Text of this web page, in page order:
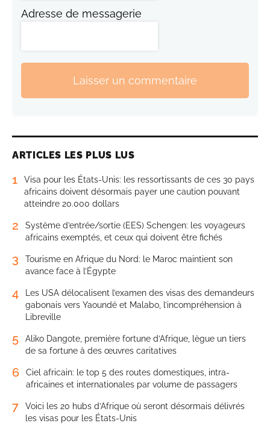
Adresse de messagerie
Laisser un commentaire
ARTICLES LES PLUS LUS
1
Visa pour les États-Unis: les ressortissants de ces 30 pays
africains doivent désormais payer une caution pouvant
atteindre 20.000 dollars
2
Système d’entrée/sortie (EES) Schengen: les voyageurs
africains exemptés, et ceux qui doivent être fichés
3
Tourisme en Afrique du Nord: le Maroc maintient son
avance face à l’Égypte
4
Les USA délocalisent l’examen des visas des demandeurs
gabonais vers Yaoundé et Malabo, l’incompréhension à
Libreville
5
Aliko Dangote, première fortune d’Afrique, lègue un tiers
de sa fortune à des œuvres caritatives
6
Ciel africain: le top 5 des routes domestiques, intra-
africaines et internationales par volume de passagers
7
Voici les 20 hubs d’Afrique où seront désormais délivrés
les visas pour les États-Unis